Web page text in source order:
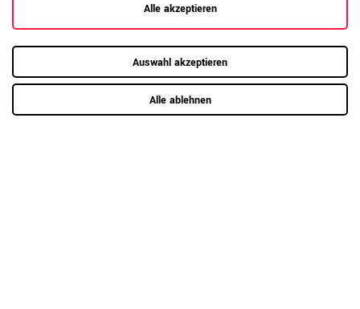
Alle akzeptieren
Auswahl akzeptieren
Alle ablehnen